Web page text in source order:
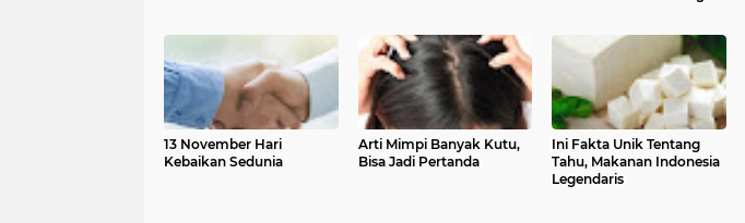
13 November Hari
Kebaikan Sedunia
Arti Mimpi Banyak Kutu,
Bisa Jadi Pertanda
Ini Fakta Unik Tentang
Tahu, Makanan Indonesia
Legendaris